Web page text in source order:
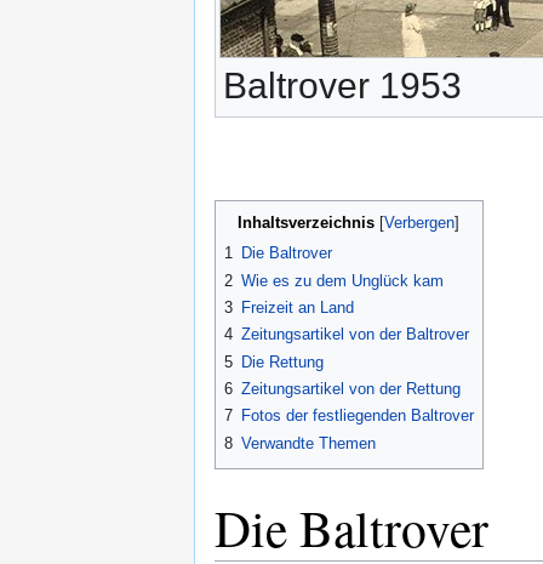
Baltrover 1953
Inhaltsverzeichnis
1 Die Baltrover
2 Wie es zu dem Unglück kam
3 Freizeit an Land
4 Zeitungsartikel von der Baltrover
5 Die Rettung
6 Zeitungsartikel von der Rettung
7 Fotos der festliegenden Baltrover
8 Verwandte Themen
Die Baltrover